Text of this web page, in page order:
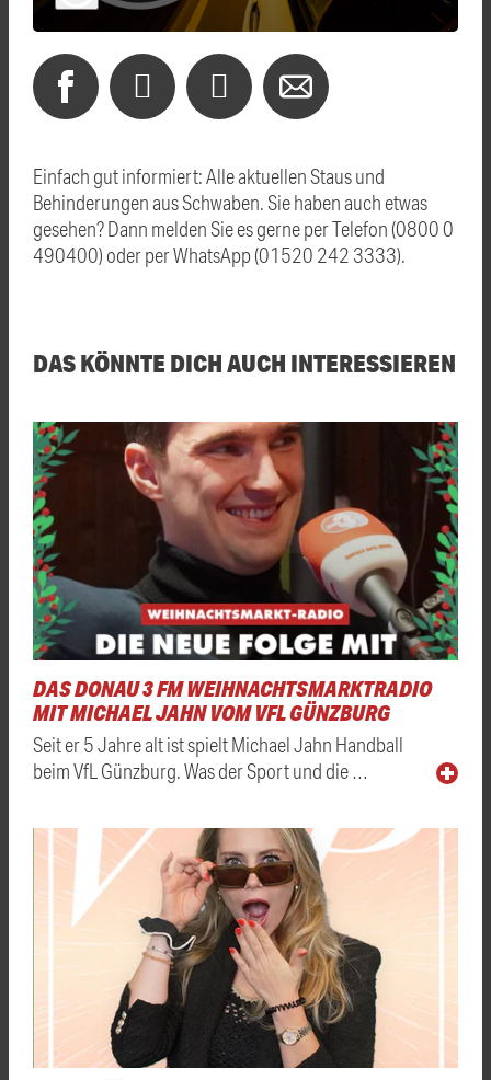
Einfach gut informiert: Alle aktuellen Staus und
Behinderungen aus Schwaben. Sie haben auch etwas
gesehen? Dann melden Sie es gerne per Telefon (0800 0
490400) oder per WhatsApp (01520 242 3333).
DAS KÖNNTE DICH AUCH INTERESSIEREN
DAS DONAU 3 FM WEIHNACHTSMARKTRADIO
MIT MICHAEL JAHN VOM VFL GÜNZBURG
Seit er 5 Jahre alt ist spielt Michael Jahn Handball
beim VfL Günzburg. Was der Sport und die …